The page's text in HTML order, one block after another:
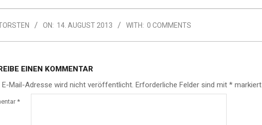
ON: 14. AUGUST 2013 WITH: 0 COMMENTS
EINEN KOMMENTAR
E-Mail-Adresse wird nicht veröffentlicht. Erforderliche Felder sind mit *markiert
*